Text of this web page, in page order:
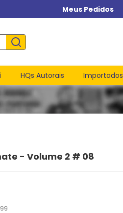
Meus Pedidos
HQs Autorais Importados
- Volume 2 # 08
99